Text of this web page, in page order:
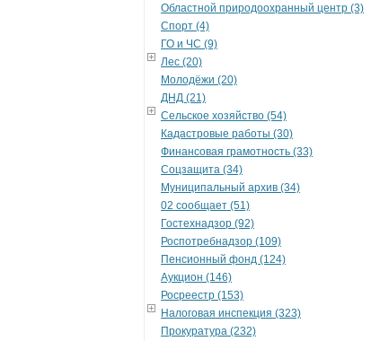
Областной природоохранный центр (3)
Спорт (4)
ГО и ЧС (9)
Лес (20)
Молодёжи (20)
ДНД (21)
Сельское хозяйство (54)
Кадастровые работы (30)
Финансовая грамотность (33)
Соцзащита (34)
Муниципальный архив (34)
02 сообщает (51)
Гостехнадзор (92)
Роспотребнадзор (109)
Пенсионный фонд (124)
Аукцион (146)
Росреестр (153)
Налоговая инспекция (323)
Прокуратура (232)